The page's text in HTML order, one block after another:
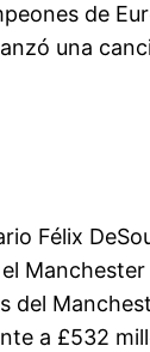
de
una
Félix
del
a £532